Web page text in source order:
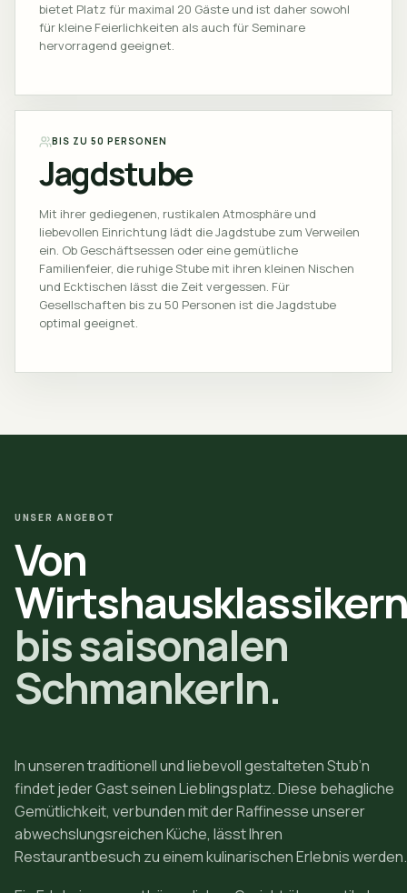
bietet Platz für maximal 20 Gäste und ist daher sowohl
für kleine Feierlichkeiten als auch für Seminare
hervorragend geeignet.
BIS ZU 50 PERSONEN
Jagdstube
Mit ihrer gediegenen, rustikalen Atmosphäre und
liebevollen Einrichtung lädt die Jagdstube zum Verweilen
ein. Ob Geschäftsessen oder eine gemütliche
Familienfeier, die ruhige Stube mit ihren kleinen Nischen
und Ecktischen lässt die Zeit vergessen. Für
Gesellschaften bis zu 50 Personen ist die Jagdstube
optimal geeignet.
UNSER ANGEBOT
Von
bis saisonalen
Schmankerln.
In unseren traditionell und liebevoll gestalteten Stub’n
findet jeder Gast seinen Lieblingsplatz. Diese behagliche
Gemütlichkeit, verbunden mit der Raffinesse unserer
abwechslungsreichen Küche, lässt Ihren
Restaurantbesuch zu einem kulinarischen Erlebnis werden.